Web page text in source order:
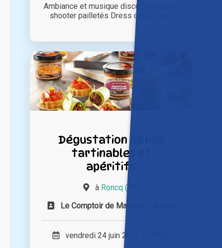
Ambiance et musique disco Cocktail et
shooter pailletés Dress code disco
Dégustation de nos
tartinables et
apéritifs
à Roncq (59)
Le Comptoir de Mathilde - Roncq
vendredi 24 juin 2022 à 19h00